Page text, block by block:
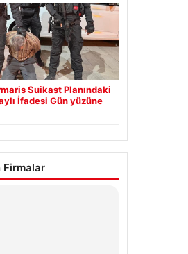
Suikast Planındaki
İfadesi Gün yüzüne
Firmalar